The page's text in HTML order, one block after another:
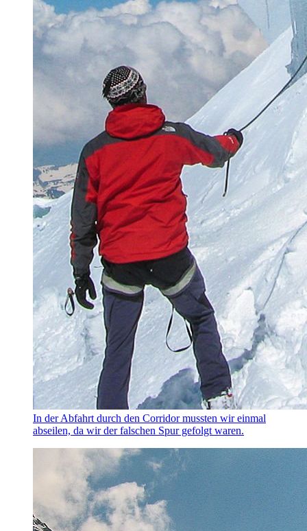
In der Abfahrt durch den Corridor mussten wir einmal
abseilen, da wir der falschen Spur gefolgt waren.